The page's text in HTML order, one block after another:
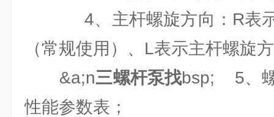
4、主杆螺旋方向：R表示
（常规使用）、L表示主杆螺旋
&a;n三螺杆泵找bsp; 5、
性能参数表；